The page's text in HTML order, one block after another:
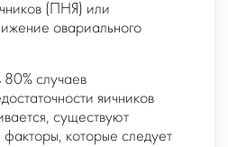
(ПНЯ) или
овариального
80% случаев
яичников
существуют
факторы, которые следует